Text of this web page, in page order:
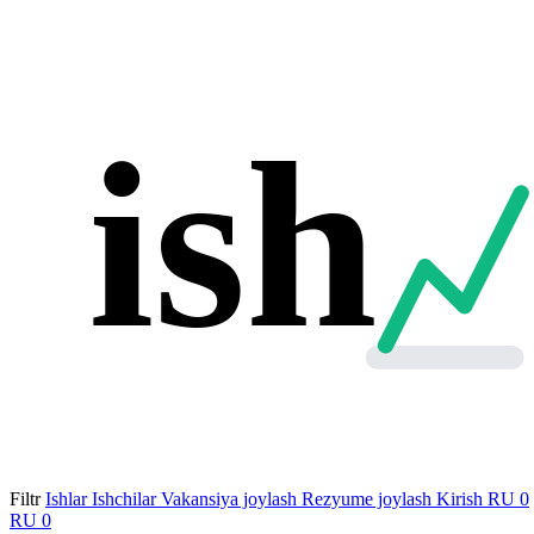
ish
Filtr Ishlar Ishchilar Vakansiya joylash Rezyume joylash Kirish RU 0
RU 0